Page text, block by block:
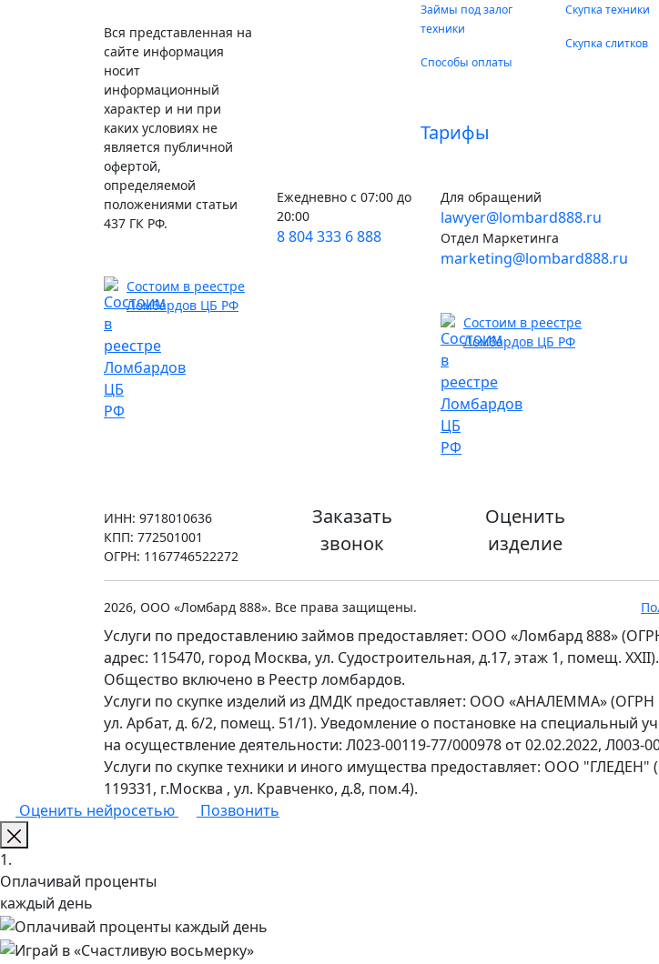
Вся представленная на
сайте информация
носит
информационный
характер и ни при
каких условиях не
является публичной
офертой,
определяемой
положениями статьи
437 ГК РФ.
Состоим в реестре
Ломбардов ЦБ РФ
ИНН: 9718010636
КПП: 772501001
ОГРН: 1167746522272
Займы под залог
техники
Способы оплаты
Тарифы
Скупка техники
Скупка слитков
Ежедневно с 07:00 до
20:00
8 804 333 6 888
Для обращений
lawyer@lombard888.ru
Отдел Маркетинга
marketing@lombard888.ru
Состоим в реестре
Ломбардов ЦБ РФ
Заказать
звонок
Оценить
изделие
2026, ООО «Ломбард 888». Все права защищены.
Услуги по предоставлению займов предоставляет: ООО «Ломбард 888»
адрес: 115470, город Москва, ул. Судостроительная, д.17, этаж 1, помещ.
Общество включено в Реестр ломбардов.
Услуги по скупке изделий из ДМДК предоставляет: ООО «АНАЛЕММА» (ОГРН
ул. Арбат, д. 6/2, помещ. 51/1). Уведомление о постановке на специальный
на осуществление деятельности: Л023-00119-77/000978 от 02.02.2022, Л003-
Услуги по скупке техники и иного имущества предоставляет: ООО
119331, г.Москва , ул. Кравченко, д.8, пом.4).
Оценить нейросетью
Позвонить
1.
Оплачивай проценты
каждый день